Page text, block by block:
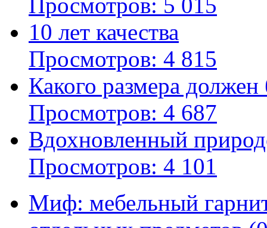
10 лет качества
Просмотров: 4 815
Какого размера должен
Просмотров: 4 687
Вдохновленный
Просмотров: 4 101
Миф: мебельный